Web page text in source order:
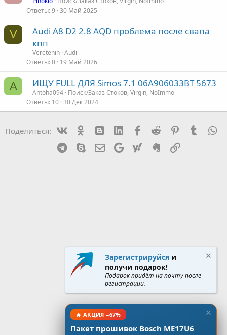
Ответы 9 30 Май 2025
V
Audi A8 D2 2.8 AQD проблема после свапа
кпп
Veretenin Audi
Ответы 0 19 Май 2026
A ИЩУ FULL ДЛЯ Simos 7.1 06A906033BT 5673
Antoha094 Поиск/Заказ Стоков, Virgin, NoImmo
Ответы 10 30 Дек 2024
Поделиться: Ok mes_blogger
Linked InFacebook
Reddit PinterestTumblr
Telegram
Skype Эл. почта
Google Yahoo Evernote
Зарегистрируйся и
получи подарок!
Подарок придёт на почту после
регистрации.
🔥 АКЦИЯ −67%
Пакет прошивок Bosch ME17U6